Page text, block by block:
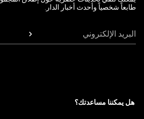
طابعاً شخصياً وأحدث أخبار الدار.
البريد الإلكتروني
هل يمكننا مساعدتك؟